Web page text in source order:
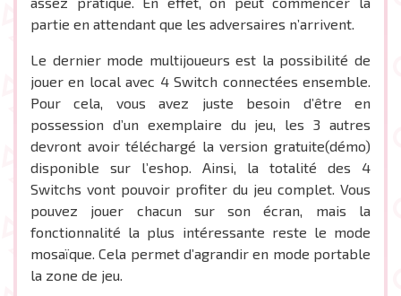
partie en attendant que les adversaires n’arrivent.
Le dernier mode multijoueurs est la possibilité de
jouer en local avec 4 Switch connectées ensemble.
Pour cela, vous avez juste besoin d’être en
possession d’un exemplaire du jeu, les 3 autres
devront avoir téléchargé la version gratuite(démo)
disponible sur l’eshop. Ainsi, la totalité des 4
Switchs vont pouvoir profiter du jeu complet. Vous
pouvez jouer chacun sur son écran, mais la
fonctionnalité la plus intéressante reste le mode
mosaïque. Cela permet d’agrandir en mode portable
la zone de jeu.